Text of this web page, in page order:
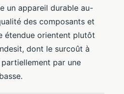
un appareil durable au-
des composants et
étendue orientent plutôt
dont le surcoût à
partiellement par une